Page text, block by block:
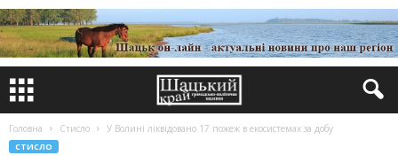
Головна Стисло У Волині ліквідовано 17 пожеж в екосистемах за добу
СТИСЛО